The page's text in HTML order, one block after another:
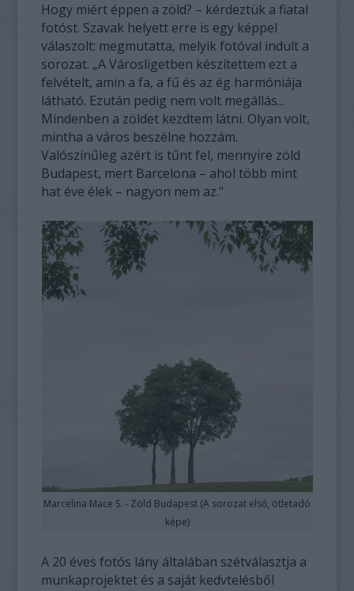
Hogy miért éppen a zöld? – kérdeztük a fiatal
fotóst. Szavak helyett erre is egy képpel
válaszolt: megmutatta, melyik fotóval indult a
sorozat. „A Városligetben készítettem ezt a
felvételt, amin a fa, a fű és az ég harmóniája
látható. Ezután pedig nem volt megállás...
Mindenben a zöldet kezdtem látni. Olyan volt,
mintha a város beszélne hozzám.
Valószínűleg azért is tűnt fel, mennyire zöld
Budapest, mert Barcelona – ahol több mint
hat éve élek – nagyon nem az."
Marcelina Mace S. - Zöld Budapest (A sorozat első, ötletadó
képe)
A 20 éves fotós lány általában szétválasztja a
munkaprojektet és a saját kedvtelésből